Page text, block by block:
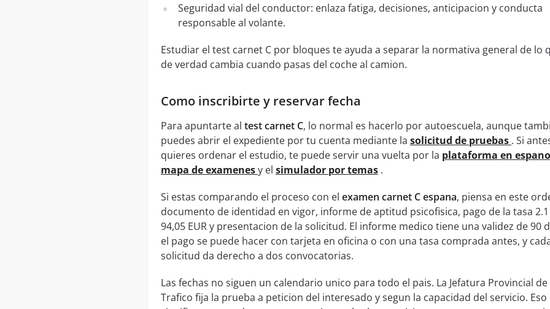
Seguridad vial del conductor: enlaza fatiga, decisiones, anticipacion y conducta
responsable al volante.
Estudiar el test carnet C por bloques te ayuda a separar la normativa general de lo
de verdad cambia cuando pasas del coche al camion.
Como inscribirte y reservar fecha
Para apuntarte al test carnet C, lo normal es hacerlo por autoescuela, aunque
puedes abrir el expediente por tu cuenta mediante la solicitud de pruebas . Si
quieres ordenar el estudio, te puede servir una vuelta por la plataforma en
mapa de examenesy el simulador por temas.
Si estas comparando el proceso con el examen carnet C espana, piensa en este
documento de identidad en vigor, informe de aptitud psicofisica, pago de la tasa
94,05 EUR y presentacion de la solicitud. El informe medico tiene una validez de 90
el pago se puede hacer con tarjeta en oficina o con una tasa comprada antes, y
solicitud da derecho a dos convocatorias.
Las fechas no siguen un calendario unico para todo el pais. La Jefatura Provincial de
Trafico fija la prueba a peticion del interesado y segun la capacidad del servicio. Eso